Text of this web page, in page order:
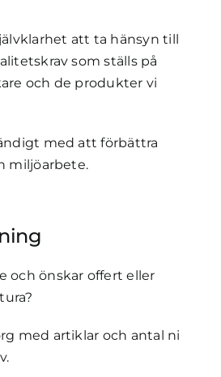
att ta hänsyn till
som ställs på
och de produkter vi
med att förbättra
miljöarbete.
och önskar offert eller
med artiklar och antal ni